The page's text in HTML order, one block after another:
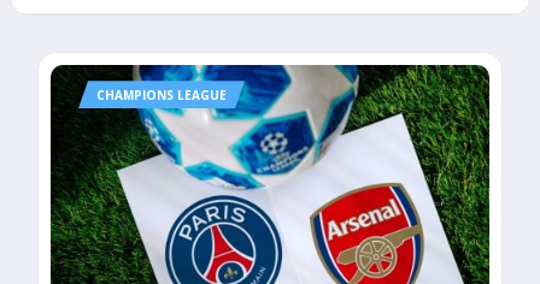
CHAMPIONS LEAGUE